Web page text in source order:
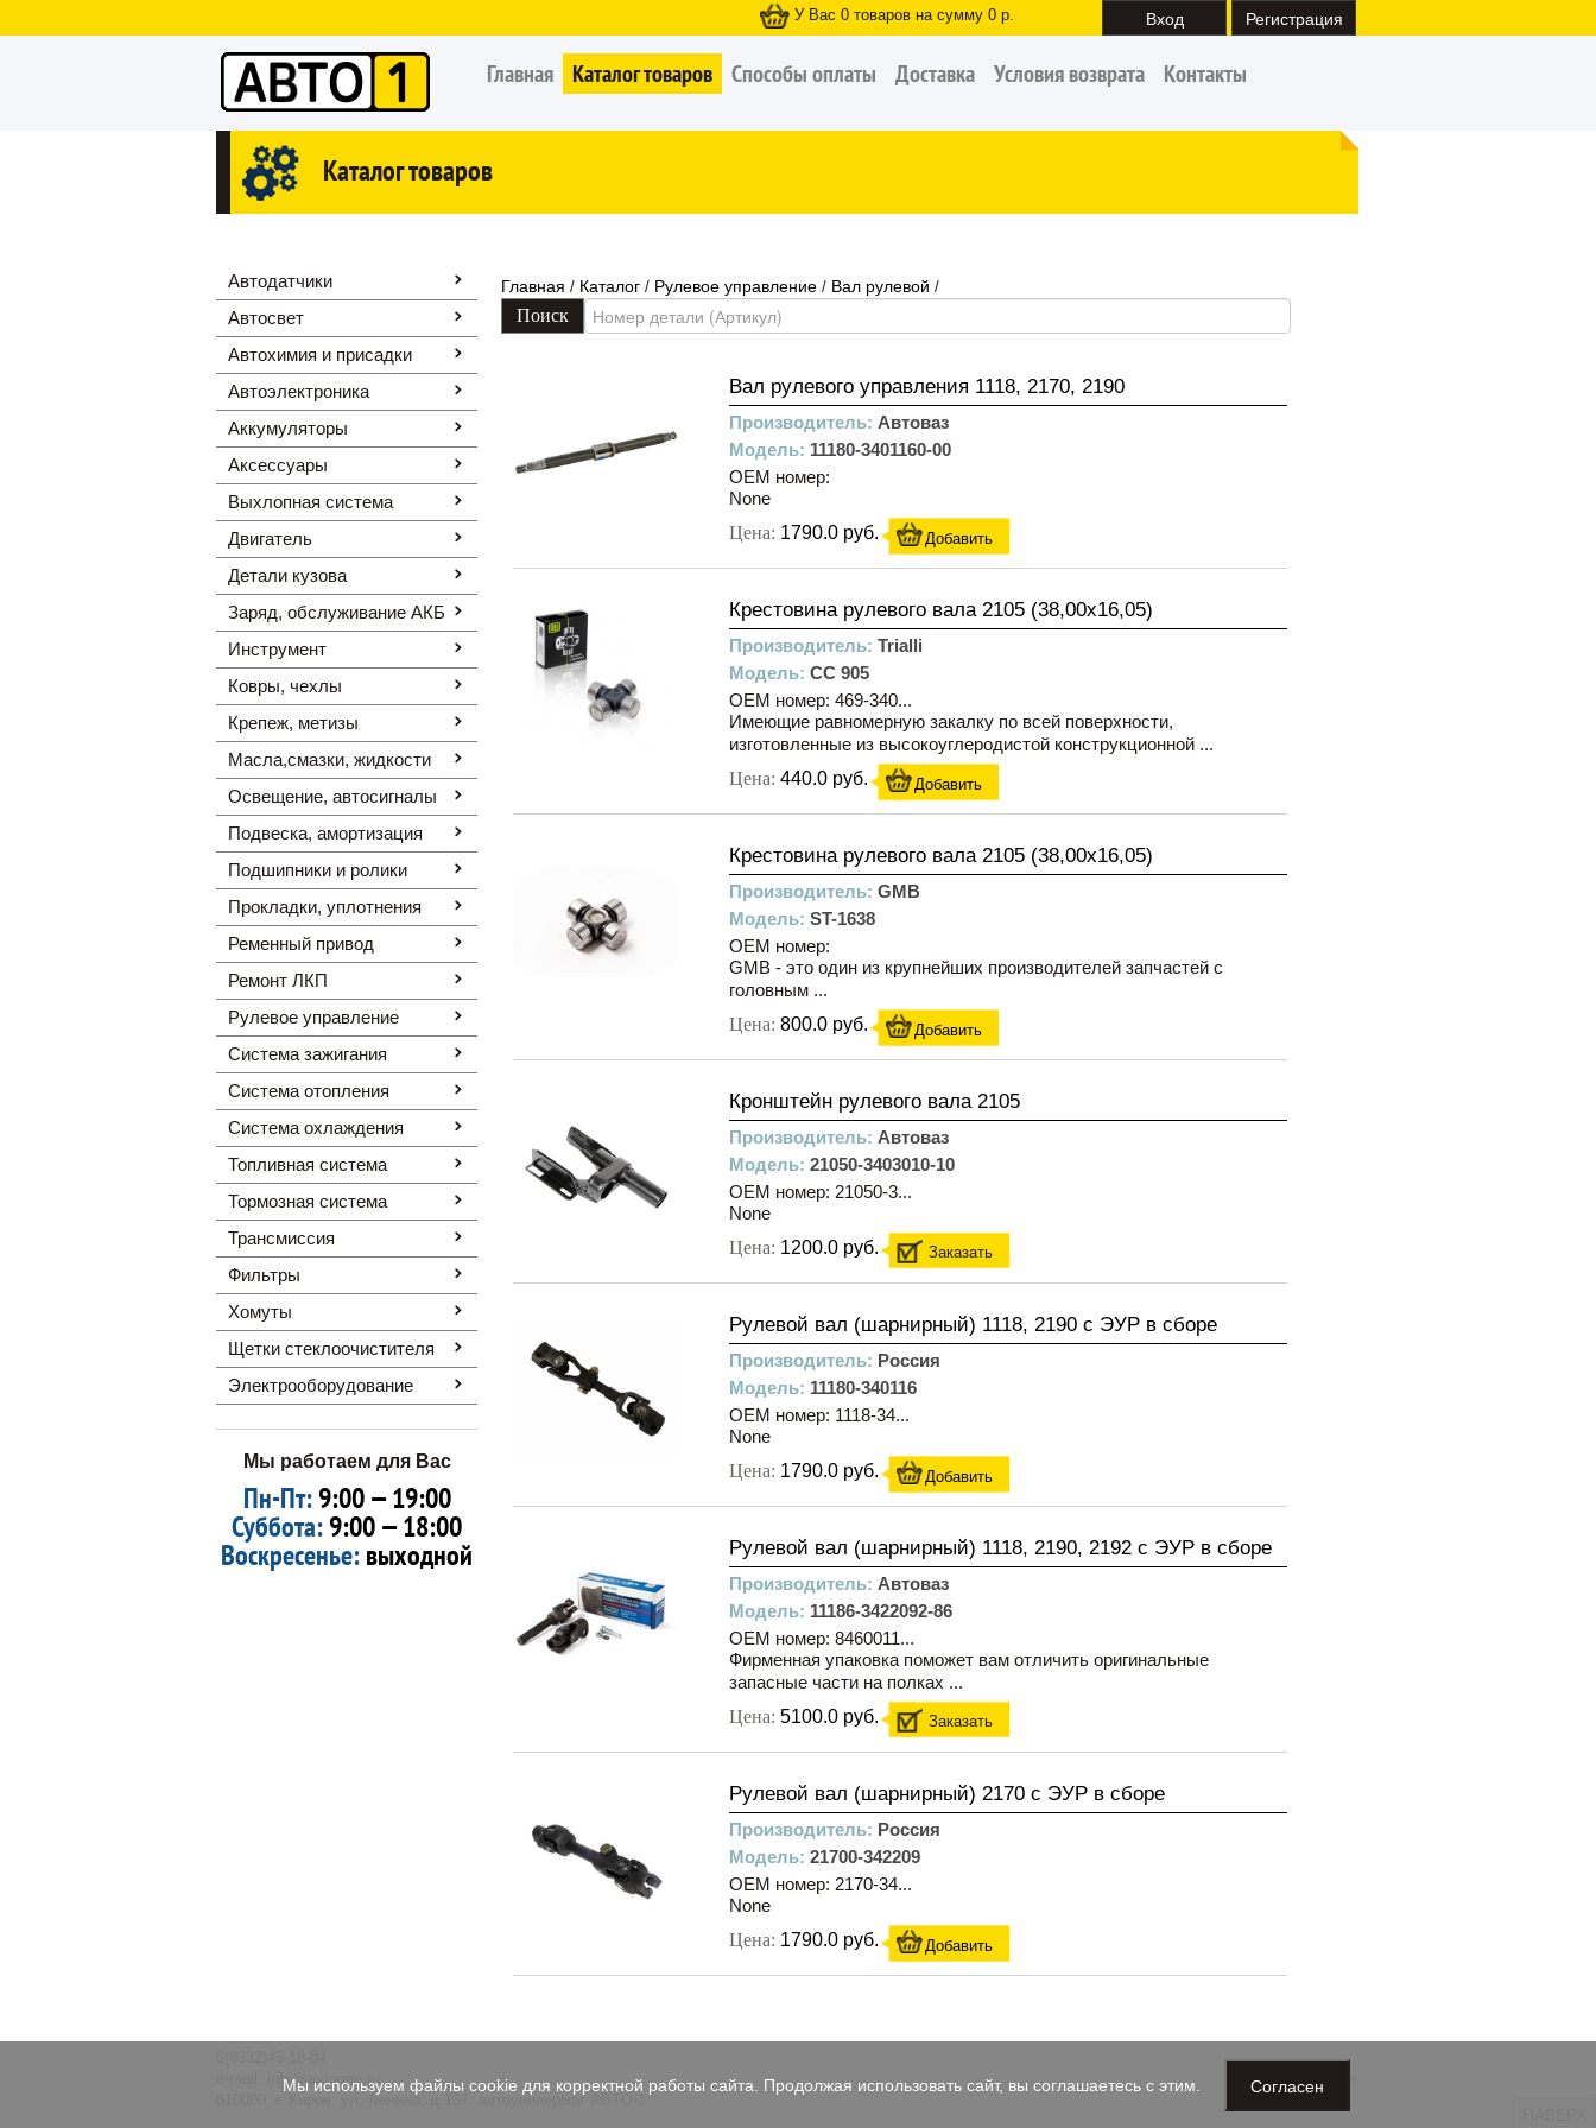
У Вас 0 товаров на сумму 0 р. Вход Регистрация
Главная Каталог товаров Способы оплаты Доставка Условия возврата Контакты
Каталог товаров
Автодатчики
Автосвет
Автохимия и присадки
Автоэлектроника
Аккумуляторы
Аксессуары
Выхлопная система
Двигатель
Детали кузова
Заряд, обслуживание АКБ
Инструмент
Ковры, чехлы
Крепеж, метизы
Масла,смазки, жидкости
Освещение, автоcигналы
Подвеска, амортизация
Подшипники и ролики
Прокладки, уплотнения
Ременный привод
Ремонт ЛКП
Рулевое управление
Система зажигания
Система отопления
Система охлаждения
Топливная система
Тормозная система
Трансмиссия
Фильтры
Хомуты
Щетки стеклоочистителя
Электрооборудование
Мы работаем для Вас
Пн-Пт:9:00 — 19:00
Суббота:9:00 — 18:00
Воскресенье:выходной
Главная / Каталог / Рулевое управление / Вал рулевой /
Вал рулевого управления 1118, 2170, 2190
Производитель: Автоваз
Модель: 11180-3401160-00
OEM номер:
None
Цена: 1790.0 руб. Добавить
Крестовина рулевого вала 2105 (38,00х16,05)
Производитель: Trialli
Модель: CC 905
OEM номер: 469-340...
Имеющие равномерную закалку по всей поверхности,
изготовленные из высокоуглеродистой конструкционной ...
Цена: 440.0 руб. Добавить
Крестовина рулевого вала 2105 (38,00х16,05)
Производитель: GMB
Модель: ST-1638
OEM номер:
GMB - это один из крупнейших производителей запчастей с
головным ...
Цена: 800.0 руб. Добавить
Кронштейн рулевого вала 2105
Производитель: Автоваз
Модель: 21050-3403010-10
OEM номер: 21050-3...
None
Цена: 1200.0 руб. Заказать
Рулевой вал (шарнирный) 1118, 2190 с ЭУР в сборе
Производитель: Россия
Модель: 11180-340116
OEM номер: 1118-34...
None
Цена: 1790.0 руб. Добавить
Рулевой вал (шарнирный) 1118, 2190, 2192 с ЭУР в сборе
Производитель: Автоваз
Модель: 11186-3422092-86
OEM номер: 8460011...
Фирменная упаковка поможет вам отличить оригинальные
запасные части на полках ...
Цена: 5100.0 руб. Заказать
Рулевой вал (шарнирный) 2170 с ЭУР в сборе
Производитель: Россия
Модель: 21700-342209
OEM номер: 2170-34...
None
Цена: 1790.0 руб. Добавить
info@avtoone.ru
610000, г. Киров, ул. Ленина, д.137, автоунивермаг ABTO-1
2026 (с) avtoone
Мы используем файлы cookie для корректной работы сайта. Продолжая использовать сайт, вы соглашаетесь с этим. Согласен